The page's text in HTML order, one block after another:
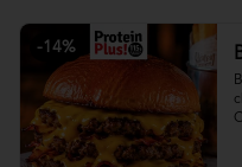
-14%